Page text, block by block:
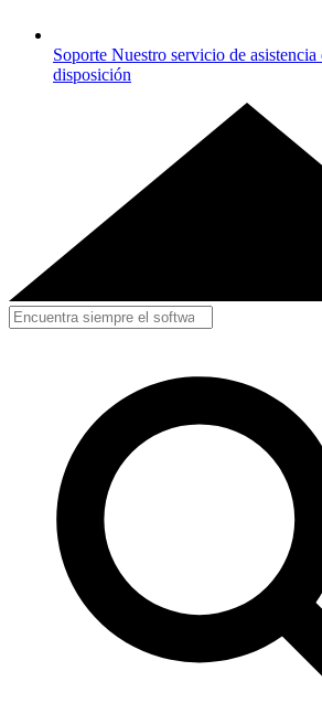
Soporte Nuestro servicio de asistencia
disposición